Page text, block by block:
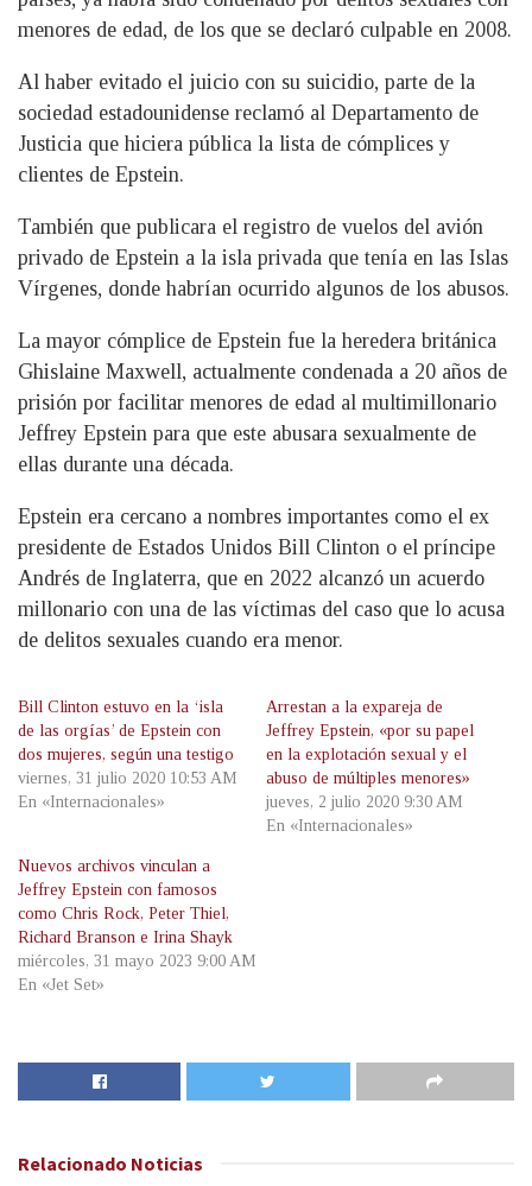
menores de edad, de los que se declaró culpable en 2008.
Al haber evitado el juicio con su suicidio, parte de la
sociedad estadounidense reclamó al Departamento de
Justicia que hiciera pública la lista de cómplices y
clientes de Epstein.
También que publicara el registro de vuelos del avión
privado de Epstein a la isla privada que tenía en las Islas
Vírgenes, donde habrían ocurrido algunos de los abusos.
La mayor cómplice de Epstein fue la heredera británica
Ghislaine Maxwell, actualmente condenada a 20 años de
prisión por facilitar menores de edad al multimillonario
Jeffrey Epstein para que este abusara sexualmente de
ellas durante una década.
Epstein era cercano a nombres importantes como el ex
presidente de Estados Unidos Bill Clinton o el príncipe
Andrés de Inglaterra, que en 2022 alcanzó un acuerdo
millonario con una de las víctimas del caso que lo acusa
de delitos sexuales cuando era menor.
Bill Clinton estuvo en la ‘isla
de las orgías’ de Epstein con
dos mujeres, según una testigo
viernes, 31 julio 2020 10:53 AM
En «Internacionales»
Arrestan a la expareja de
Jeffrey Epstein, «por su papel
en la explotación sexual y el
abuso de múltiples menores»
jueves, 2 julio 2020 9:30 AM
En «Internacionales»
Nuevos archivos vinculan a
Jeffrey Epstein con famosos
como Chris Rock, Peter Thiel,
Richard Branson e Irina Shayk
miércoles, 31 mayo 2023 9:00 AM
En «Jet Set»
Relacionado Noticias